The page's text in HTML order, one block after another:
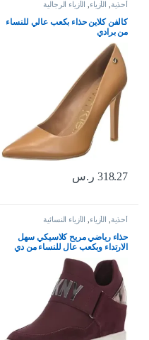
أحذية الأزياء الأزياء الرجالية
كالفن كلاين حذاء بكعب عالي للنساء
من برادي
318.27 ر.س
أحذية الأزياء الأزياء النسائية
حذاء رياضي مريح كلاسيكي سهل
الارتداء وبكعب عال للنساء من دي
كيه ان واي